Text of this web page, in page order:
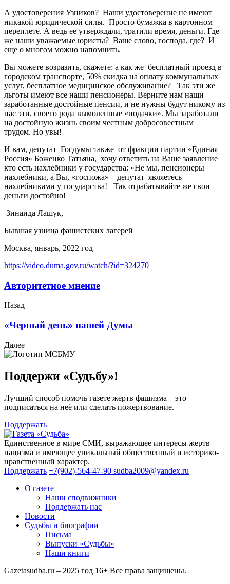
А удостоверения Узников? Наши удостоверение не имеют
никакой юридической силы. Просто бумажка в картонном
переплете. А ведь ее утверждали, тратили время, деньги. Где
же наши уважаемые юристы? Ваше слово, господа, где? И
еще о многом можно напомнить.
Вы можете возразить, скажете: а как же бесплатный проезд в
городском транспорте, 50% скидка на оплату коммунальных
услуг, бесплатное медицинское обслуживание? Так эти же
льготы имеют все наши пенсионеры. Верните нам наши
заработанные достойные пенсии, и не нужны будут никому из
нас эти, своего рода вымоленные «подачки». Мы заработали
на достойную жизнь своим честным добросовестным
трудом. Но увы!
И вам, депутат Госдумы также от фракции партии «Единая
Россия» Боженко Татьяна, хочу ответить на Ваше заявление
кто есть нахлебники у государства: «Не мы, пенсионеры
нахлебники, а Вы, «госпожа» – депутат являетесь
нахлебниками у государства! Так отрабатывайте же свои
деньги достойно!
Зинаида Лашук,
Бывшая узница фашистских лагерей
Москва, январь, 2022 год
https://video.duma.gov.ru/watch/?id=324270
Авторитетное мнение
Назад
«Черный день» нашей Думы
Далее
Поддержи «Судьбу»!
Лучший способ помочь газете жертв фашизма – это
подписаться на неё или сделать пожертвование.
Поддержать
Единственное в мире СМИ, выражающее интересы жертв
нацизма и имеющее уникальный общественный и историко-
нравственный характер.
Поддержать +7(902)-564-47-90 sudba2009@yandex.ru
О газете
Наши сподвижники
Поддержать нас
Новости
Судьбы и биографии
Письма
Выпуски «Судьбы»
Наши книги
Gazetasudba.ru – 2025 год 16+ Все права защищены.